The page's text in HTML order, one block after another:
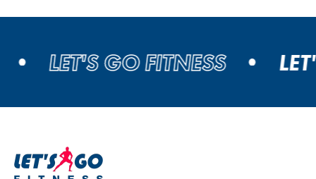
LET'S GO FITNESS